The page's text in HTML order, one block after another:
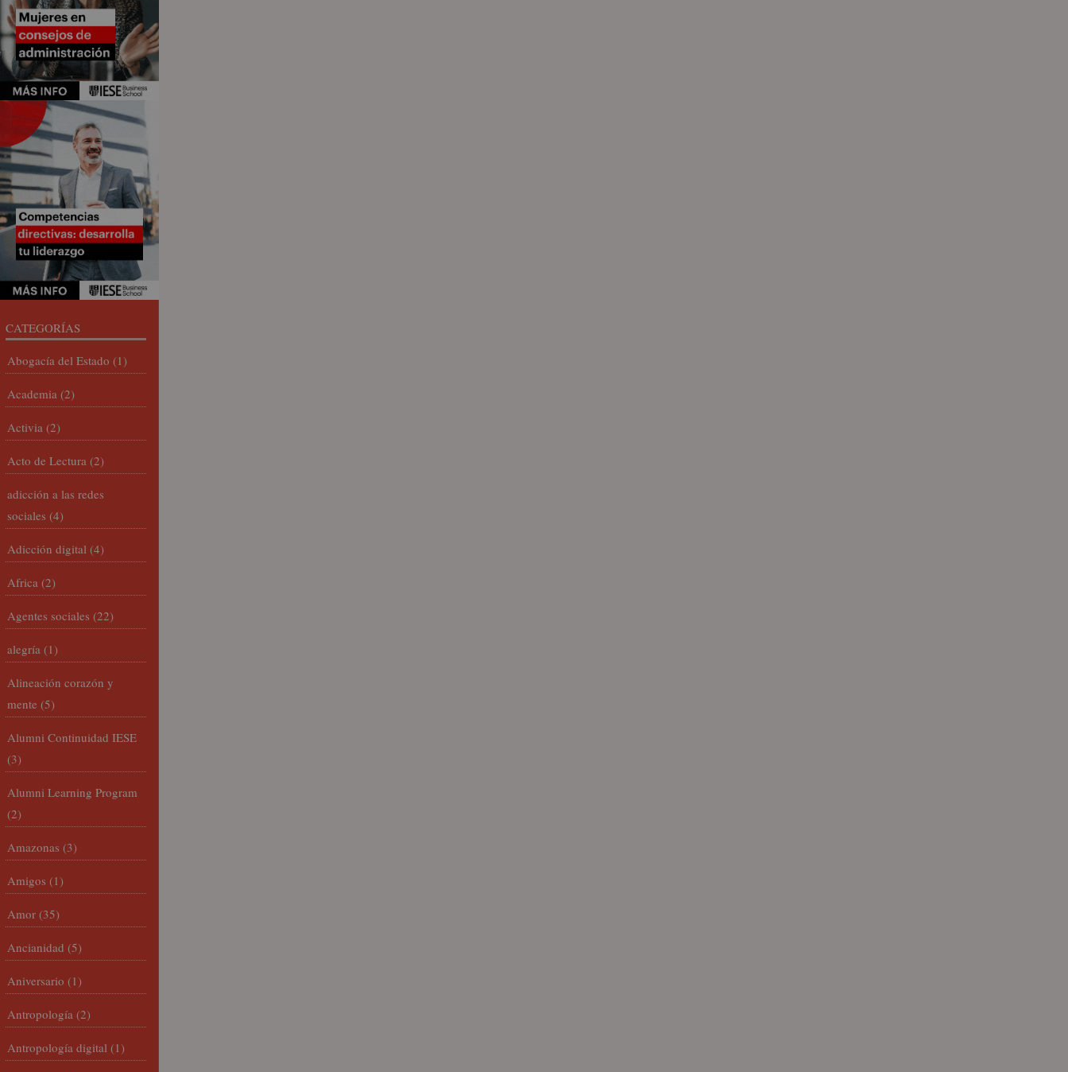
CATEGORÍAS
Abogacía del Estado (1)
Academia (2)
Activia (2)
Acto de Lectura (2)
adicción a las redes
sociales (4)
Adicción digital (4)
Africa (2)
Agentes sociales (22)
alegría (1)
Alineación corazón y
mente (5)
Alumni Continuidad IESE
(3)
Alumni Learning Program
(2)
Amazonas (3)
Amigos (1)
Amor (35)
Ancianidad (5)
Aniversario (1)
Antropología (2)
Antropología digital (1)